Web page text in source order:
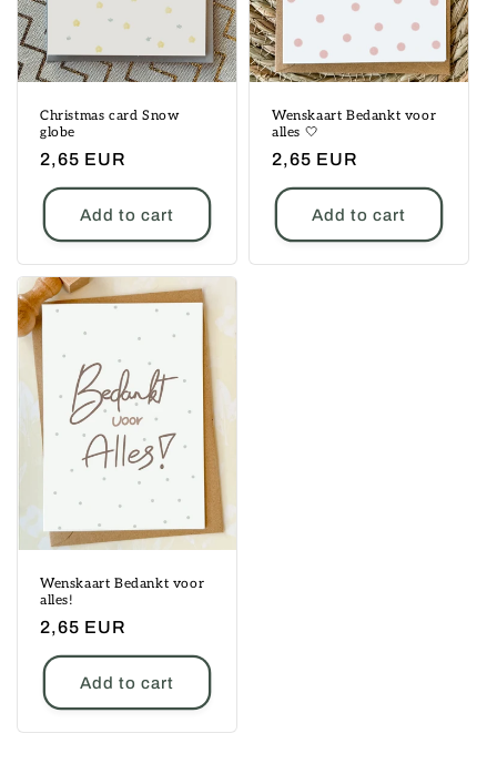
o
n
Christmas card Snow
globe
Regular
price
2,65 EUR
Add to cart
Wenskaart Bedankt voor
alles 🤍
Regular
price
2,65 EUR
Add to cart
Wenskaart Bedankt voor
alles!
Regular
price
2,65 EUR
Add to cart